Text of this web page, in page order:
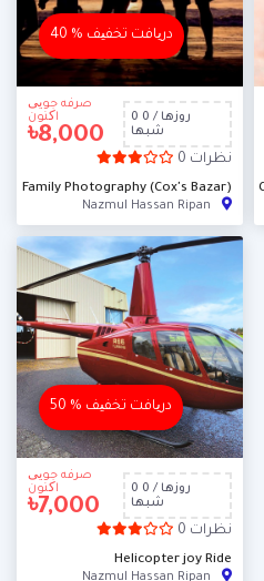
40 % دریافت تخفیف
صرفه جویی
اکنون
৳8,000
0 روزها / 0
شبها
0 نظرات
Family Photography (Cox's Bazar)
Nazmul Hassan Ripan
اکنون ثبت کن
50 % دریافت تخفیف
صرفه جویی
اکنون
৳7,000
0 روزها / 0
شبها
0 نظرات
Helicopter joy Ride
Nazmul Hassan Ripan